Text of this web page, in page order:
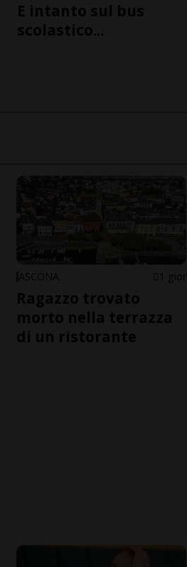
E intanto sul bus
scolastico...
ASCONA 1 gior
Ragazzo trovato
morto nella terrazza
di un ristorante